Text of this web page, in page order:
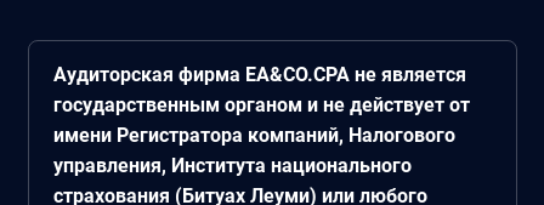
Аудиторская фирма EA&CO.CPA не является
государственным органом и не действует от
имени Регистратора компаний, Налогового
управления, Института национального
страхования (Битуах Леуми) или любого